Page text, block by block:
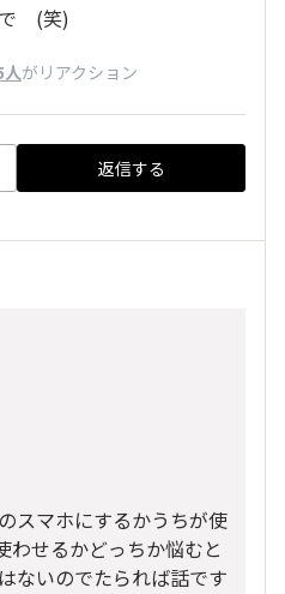
で (笑)
人がリアクション
返信する
スマホにするかうちが使
わせるかどっちか悩むと
ないのでたられば話です